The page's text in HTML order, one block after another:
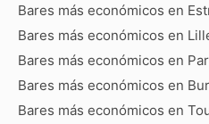
Bares más económicos en
Bares más económicos en
Bares más económicos en
Bares más económicos en
Bares más económicos en